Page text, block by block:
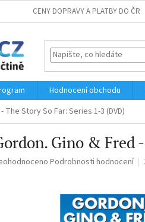
CENY DOPRAVY A PLATBY DO ČR
Hodnocení obchodu
The Story So Far: Series 1-3 (DVD)
Gino & Fred
Podrobnosti hodnocení